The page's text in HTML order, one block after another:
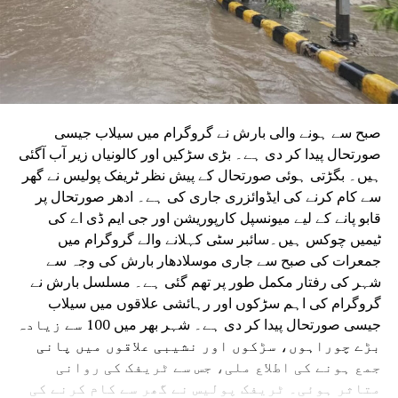
ہے۔اس لائن پر آٹھ اسٹیشن بنائے جائیں گے۔ ان میں
سیکٹر-38A بوٹینیکل گارڈن، سیکٹر-44، نوئیڈا آفس، سیکٹر-96،
سیکٹر-97، سیکٹر-105، سیکٹر-108، سیکٹر-93، اور پنچشیل
بوائز انٹر کالج شامل ہوں گے۔
صبح سے ہونے والی بارش نے گروگرام میں سیلاب جیسی
صورتحال پیدا کر دی ہے۔ بڑی سڑکیں اور کالونیاں زیر آب آگئی
ہیں۔ بگڑتی ہوئی صورتحال کے پیش نظر ٹریفک پولیس نے گھر
سے کام کرنے کی ایڈوائزری جاری کی ہے۔ ادھر صورتحال پر
قابو پانے کے لیے میونسپل کارپوریشن اور جی ایم ڈی اے کی
ٹیمیں چوکس ہیں۔سائبر سٹی کہلانے والے گروگرام میں
جمعرات کی صبح سے جاری موسلادھار بارش کی وجہ سے
شہر کی رفتار مکمل طور پر تھم گئی ہے۔ مسلسل بارش نے
گروگرام کی اہم سڑکوں اور رہائشی علاقوں میں سیلاب
جیسی صورتحال پیدا کر دی ہے۔ شہر بھر میں 100 سے زیادہ
بڑے چوراہوں، سڑکوں اور نشیبی علاقوں میں پانی
جمع ہونے کی اطلاع ملی، جس سے ٹریفک کی روانی
متاثر ہوئی۔ ٹریفک پولیس نے گھر سے کام کرنے کی